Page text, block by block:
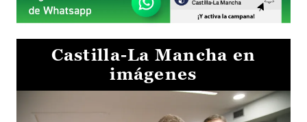
Castilla-La Mancha en
imágenes